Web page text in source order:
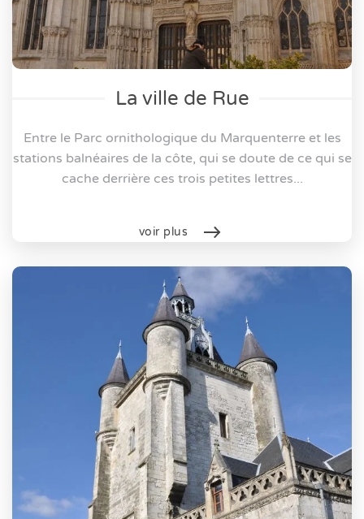
La ville de Rue
Entre le Parc ornithologique du Marquenterre et les
stations balnéaires de la côte, qui se doute de ce qui se
cache derrière ces trois petites lettres...
voir plus